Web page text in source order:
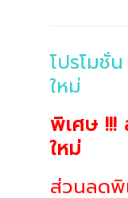
โปรโมชั่
ใหม่
พิเศษ !!!
ใหม่
ส่วนลดพิ